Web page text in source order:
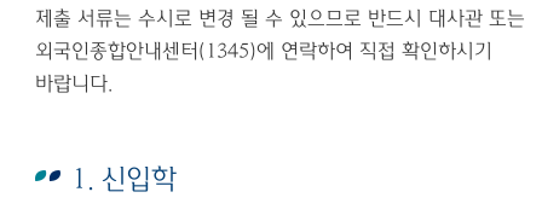
제출 서류는 수시로 변경 될 수 있으므로 반드시 대사관 또는
외국인종합안내센터(1345)에 연락하여 직접 확인하시기
바랍니다.
1. 신입학